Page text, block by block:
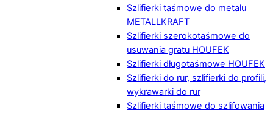
Szlifierki taśmowe do metalu
METALLKRAFT
Szlifierki szerokotaśmowe do
usuwania gratu HOUFEK
Szlifierki długotaśmowe HOUFEK
Szlifierki do rur, szlifierki do profili,
wykrawarki do rur
Szlifierki taśmowe do szlifowania